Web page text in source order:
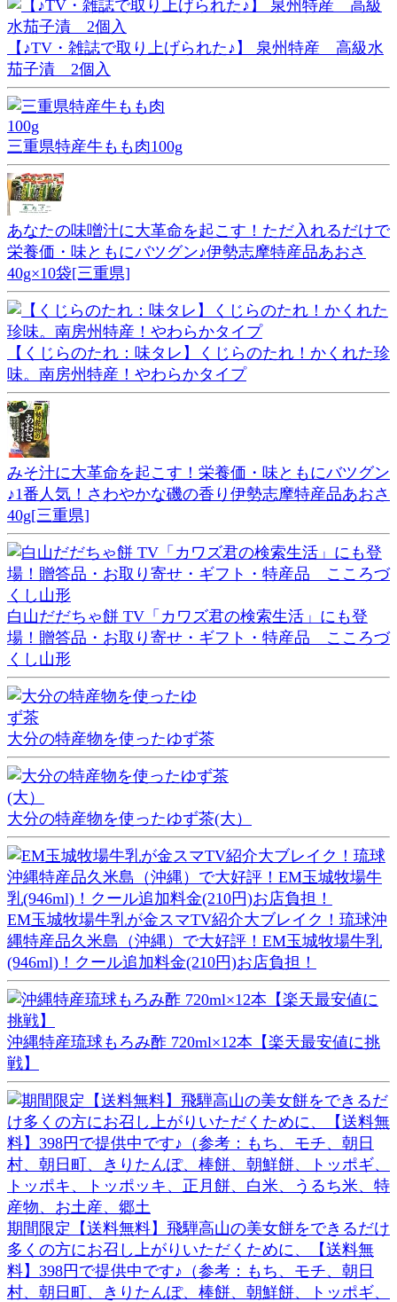
【♪TV・雑誌で取り上げられた♪】 泉州特産 高級水
茄子漬 2個入
三重県特産牛もも肉100g
あなたの味噌汁に大革命を起こす！ただ入れるだけで
栄養価・味ともにバツグン♪伊勢志摩特産品あおさ
40g×10袋[三重県]
【くじらのたれ：味タレ】くじらのたれ！かくれた珍
味。南房州特産！やわらかタイプ
みそ汁に大革命を起こす！栄養価・味ともにバツグン
♪1番人気！さわやかな磯の香り伊勢志摩特産品あおさ
40g[三重県]
白山だだちゃ餅 TV「カワズ君の検索生活」にも登
場！贈答品・お取り寄せ・ギフト・特産品 こころづ
くし山形
大分の特産物を使ったゆず茶
大分の特産物を使ったゆず茶(大）
EM玉城牧場牛乳が金スマTV紹介大ブレイク！琉球沖
縄特産品久米島（沖縄）で大好評！EM玉城牧場牛乳
(946ml)！クール追加料金(210円)お店負担！
沖縄特産琉球もろみ酢 720ml×12本【楽天最安値に挑
戦】
期間限定【送料無料】飛騨高山の美女餅をできるだけ
多くの方にお召し上がりいただくために、【送料無
料】398円で提供中です♪（参考：もち、モチ、朝日
村、朝日町、きりたんぽ、棒餅、朝鮮餅、トッポギ、